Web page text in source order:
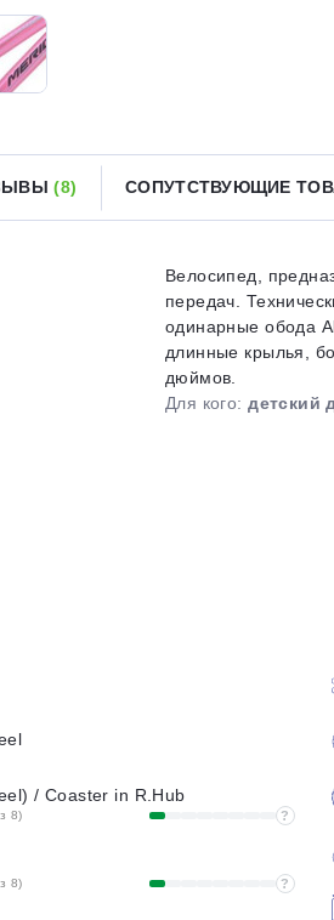
(8) СОПУТСТВУЮЩИЕ
Велосипед,
передач.
одинарные обода
длинные крылья,
дюймов.
Для кого:детский
/ Coaster in R.Hub
8) ?
8) ?
Подробнееоб оплате